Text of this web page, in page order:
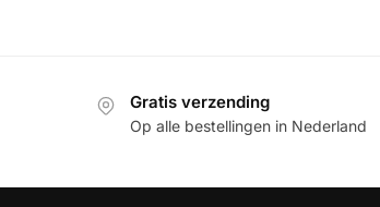
Gratis verzending
Op alle bestellingen in Nederland